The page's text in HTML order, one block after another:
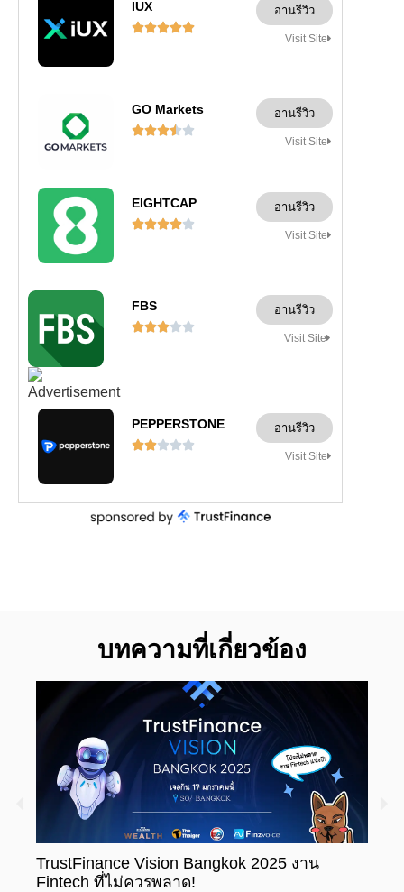
IUX

อ่านรีวิว
Visit Site
GO Markets

อ่านรีวิว
Visit Site
EIGHTCAP

อ่านรีวิว
Visit Site
FBS

อ่านรีวิว
Visit Site
PEPPERSTONE

อ่านรีวิว
Visit Site
บทความที่เกี่ยวข้อง
TrustFinance Vision Bangkok 2025 งาน
Fintech ที่ไม่ควรพลาด!